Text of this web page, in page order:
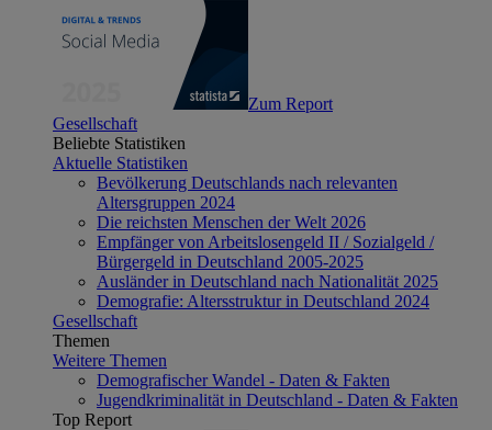
Zum Report
Gesellschaft
Beliebte Statistiken
Aktuelle Statistiken
Bevölkerung Deutschlands nach relevanten
Altersgruppen 2024
Die reichsten Menschen der Welt 2026
Empfänger von Arbeitslosengeld II / Sozialgeld /
Bürgergeld in Deutschland 2005-2025
Ausländer in Deutschland nach Nationalität 2025
Demografie: Altersstruktur in Deutschland 2024
Gesellschaft
Themen
Weitere Themen
Demografischer Wandel - Daten & Fakten
Jugendkriminalität in Deutschland - Daten & Fakten
Top Report